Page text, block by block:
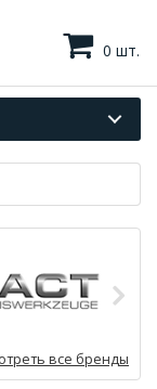
0 шт.
все бренды